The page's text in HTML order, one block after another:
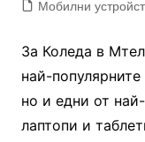
Мобилни
За Коледа в
най-
но и едни от
лаптопи и